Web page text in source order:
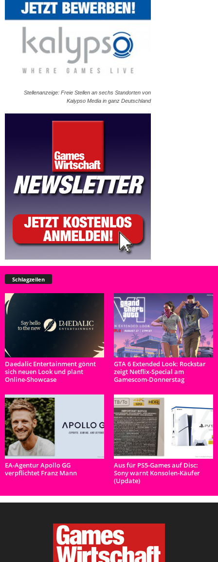
Stellenanzeige: Freie Stellen an sechs Standorten von
Kalypso Media in ganz Deutschland
Schlagzeilen
Daedalic Entertainment gönnt
sich neuen Look und plant
Online-Showcase
GTA 6 Extended Look: Rockstar
zeigt Netflix-Special am
Gamescom-Donnerstag
EA-Agentur Apollo GG
verpflichtet Franz Mann
Aus für PS5-Games auf Disc:
Sony warnt Konsolen-Käufer
(Update)